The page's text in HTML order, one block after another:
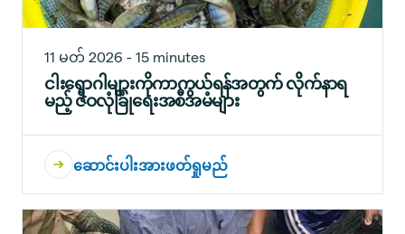
11 မတ် 2026 - 15 minutes
ငါးရောဂါများကိုကာကွယ်ရန်အတွက် လိုက်နာရ
မည့် ဇီဝလုံခြုံရေးအစီအမံများ
ဆောင်းပါးအားဖတ်ရှုမည်